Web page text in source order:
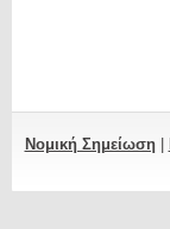
Νομική Σημείωση|